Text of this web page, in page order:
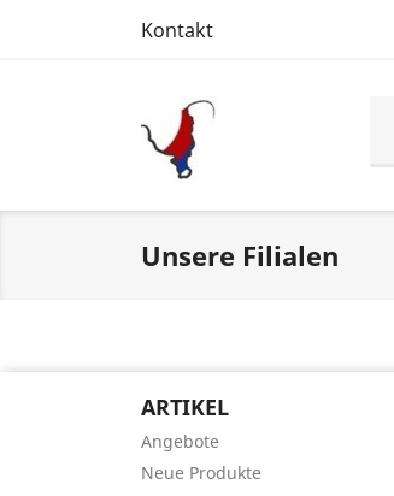
Kontakt
Unsere Filialen
ARTIKEL
Angebote
Neue Produkte